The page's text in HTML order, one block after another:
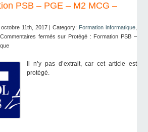
PSB – PGE – M2 MCG –
octobre 11th, 2017 | Category: Formation informatique,
Commentaires fermés sur Protégé : Formation PSB –
Il n’y pas d’extrait, car cet article est
protégé.